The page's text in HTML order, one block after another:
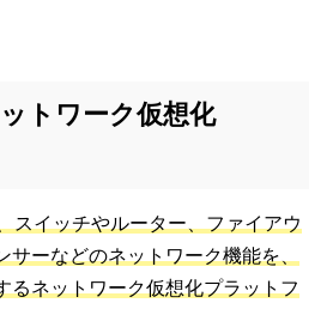
トワーク仮想化
スイッチやルーター、ファイアウ
サーなどのネットワーク機能を、
るネットワーク仮想化プラットフ